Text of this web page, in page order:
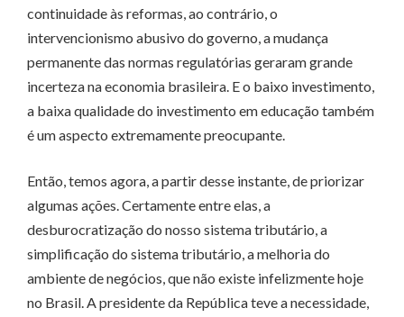
continuidade às reformas, ao contrário, o
intervencionismo abusivo do governo, a mudança
permanente das normas regulatórias geraram grande
incerteza na economia brasileira. E o baixo investimento,
a baixa qualidade do investimento em educação também
é um aspecto extremamente preocupante.
Então, temos agora, a partir desse instante, de priorizar
algumas ações. Certamente entre elas, a
desburocratização do nosso sistema tributário, a
simplificação do sistema tributário, a melhoria do
ambiente de negócios, que não existe infelizmente hoje
no Brasil. A presidente da República teve a necessidade,